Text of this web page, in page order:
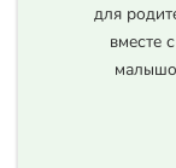
для
вместе